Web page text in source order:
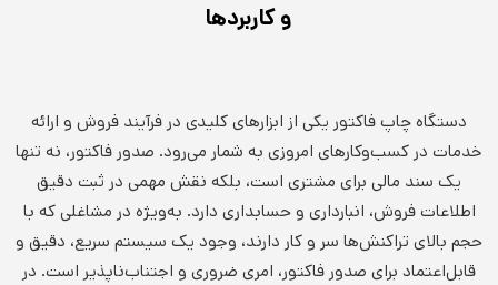
و کاربردها
دستگاه چاپ فاکتور یکی از ابزارهای کلیدی در فرآیند فروش و ارائه
خدمات در کسب‌وکارهای امروزی به شمار می‌رود. صدور فاکتور، نه تنها
یک سند مالی برای مشتری است، بلکه نقش مهمی در ثبت دقیق
اطلاعات فروش، انبارداری و حسابداری دارد. به‌ویژه در مشاغلی که با
حجم بالای تراکنش‌ها سر و کار دارند، وجود یک سیستم سریع، دقیق و
قابل‌اعتماد برای صدور فاکتور، امری ضروری و اجتناب‌ناپذیر است. در